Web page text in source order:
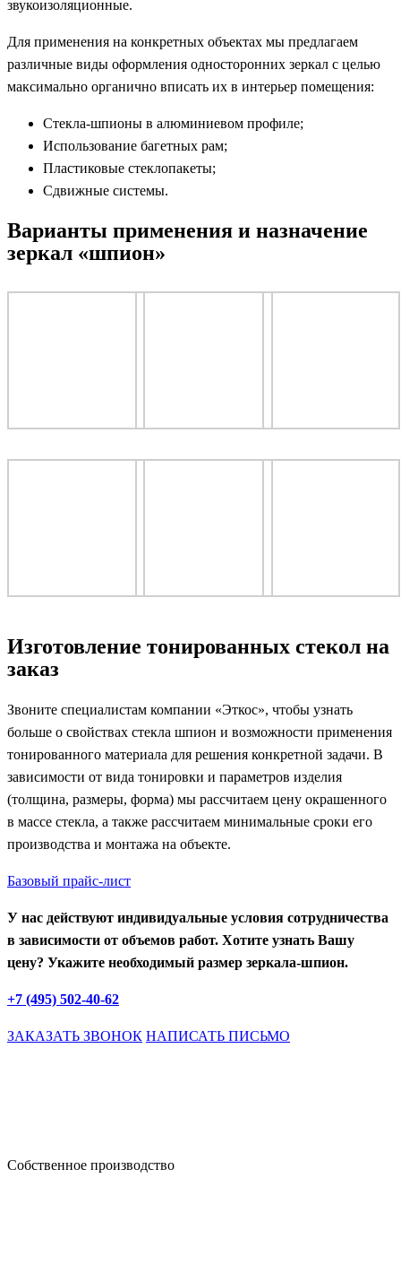
звукоизоляционные.
Для применения на конкретных объектах мы предлагаем
различные виды оформления односторонних зеркал с целью
максимально органично вписать их в интерьер помещения:
Стекла-шпионы в алюминиевом профиле;
Использование багетных рам;
Пластиковые стеклопакеты;
Сдвижные системы.
Варианты применения и назначение
зеркал «шпион»
Изготовление тонированных стекол на
заказ
Звоните специалистам компании «Эткос», чтобы узнать
больше о свойствах стекла шпион и возможности применения
тонированного материала для решения конкретной задачи. В
зависимости от вида тонировки и параметров изделия
(толщина, размеры, форма) мы рассчитаем цену окрашенного
в массе стекла, а также рассчитаем минимальные сроки его
производства и монтажа на объекте.
Базовый прайс-лист
У нас действуют индивидуальные условия сотрудничества
в зависимости от объемов работ. Хотите узнать Вашу
цену? Укажите необходимый размер зеркала-шпион.
+7 (495) 502-40-62
ЗАКАЗАТЬ ЗВОНОК НАПИСАТЬ ПИСЬМО
Собственное производство